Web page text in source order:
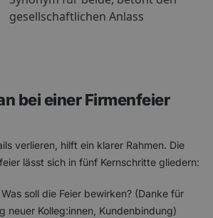
gesellschaftlichen Anlass
bei einer Firmenfeier
verlieren, hilft ein klarer Rahmen. Die
lässt sich in fünf Kernschritte gliedern:
, Was soll die Feier bewirken? (Danke für
neuer Kolleg:innen, Kundenbindung)